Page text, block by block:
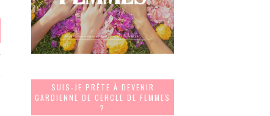
SUIS-JE PRÊTE À DEVENIR
GARDIENNE DE CERCLE DE FEMMES
?